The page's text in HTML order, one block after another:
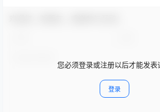
您必须登录或注册以后才能发表
登录